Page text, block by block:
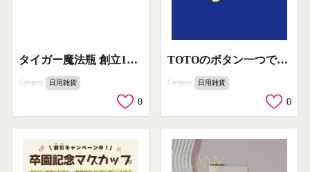
タイガー魔法瓶 創立100周年記念モデル 魔法のかまどごはん
Category 日用雑貨
0
TOTOのボタン一つで楽になる風呂掃除サービス ふろそうじ革命
Category 日用雑貨
0